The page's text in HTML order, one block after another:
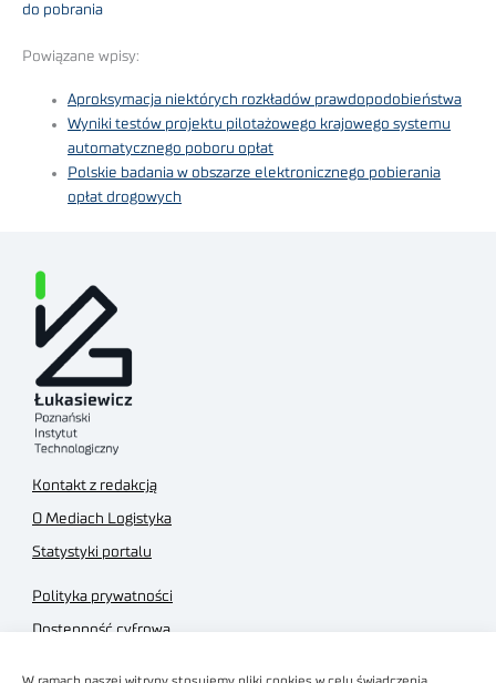
do pobrania
Powiązane wpisy:
Aproksymacja niektórych rozkładów prawdopodobieństwa
Wyniki testów projektu pilotażowego krajowego systemu
automatycznego poboru opłat
Polskie badania w obszarze elektronicznego pobierania
opłat drogowych
Kontakt z redakcją
O Mediach Logistyka
Statystyki portalu
Polityka prywatności
Dostępność cyfrowa